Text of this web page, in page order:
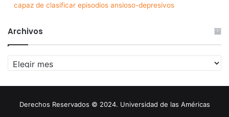
capaz de clasificar episodios ansioso-depresivos
Archivos
Archivos
Derechos Reservados © 2024. Universidad de las Américas